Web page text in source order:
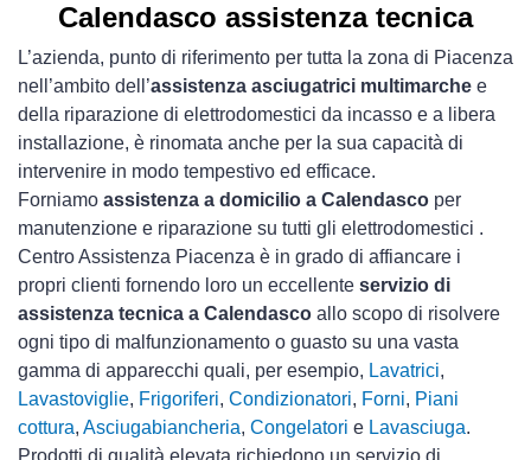
Calendasco assistenza tecnica
L’azienda, punto di riferimento per tutta la zona di Piacenza
nell’ambito dell’assistenza asciugatrici multimarche e
della riparazione di elettrodomestici da incasso e a libera
installazione, è rinomata anche per la sua capacità di
intervenire in modo tempestivo ed efficace.
Forniamo assistenza a domicilio a Calendasco per
manutenzione e riparazione su tutti gli elettrodomestici .
Centro Assistenza Piacenza è in grado di affiancare i
propri clienti fornendo loro un eccellente servizio di
assistenza tecnica a Calendasco allo scopo di risolvere
ogni tipo di malfunzionamento o guasto su una vasta
gamma di apparecchi quali, per esempio, Lavatrici,
Lavastoviglie, Frigoriferi, Condizionatori, Forni, Piani
cottura, Asciugabiancheria, Congelatori e Lavasciuga.